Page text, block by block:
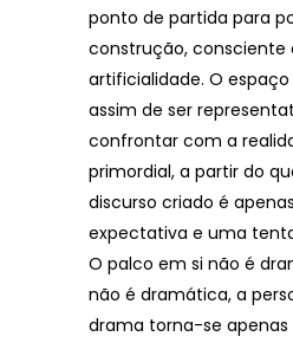
ponto de partida para
construção, consciente
artificialidade. O
assim de ser
confrontar com a
primordial, a partir do
discurso criado é
expectativa e uma
O palco em si não é
não é dramática, a
drama torna-se apenas